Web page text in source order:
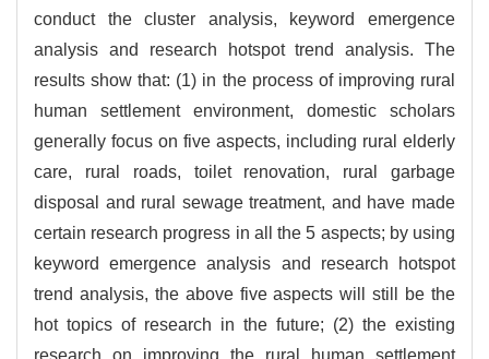
conduct the cluster analysis, keyword emergence
analysis and research hotspot trend analysis. The
results show that: (1) in the process of improving rural
human settlement environment, domestic scholars
generally focus on five aspects, including rural elderly
care, rural roads, toilet renovation, rural garbage
disposal and rural sewage treatment, and have made
certain research progress in all the 5 aspects; by using
keyword emergence analysis and research hotspot
trend analysis, the above five aspects will still be the
hot topics of research in the future; (2) the existing